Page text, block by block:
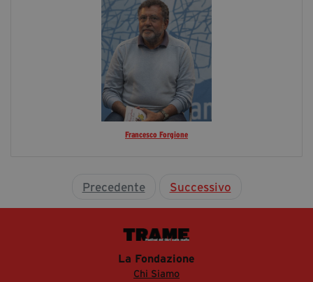
Francesco Forgione
Precedente Successivo
La Fondazione
Chi Siamo